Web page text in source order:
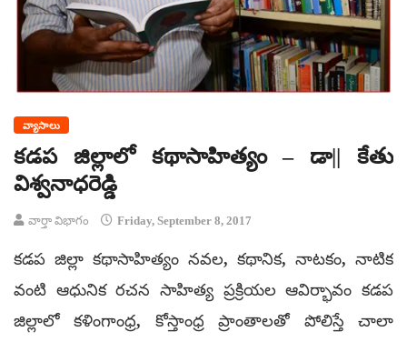
వ్యాసాలు
కడప జిల్లాలో కథాసాహిత్యం – డా|| కేతు
విశ్వనాధరెడ్డి
వార్తా విభాగం Friday, September 8, 2017
కడప జిల్లా కథాసాహిత్యం నవల, కథానిక, నాటకం, నాటిక
వంటి ఆధునిక రచన సాహిత్య ప్రక్రియల ఆవిర్భావం కడప
జిల్లాలో కళింగాంధ్ర, కోస్తాంధ్ర ప్రాంతాలతో పోలిస్తే చాలా